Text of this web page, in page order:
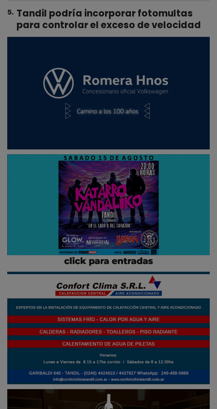
5. Tandil podría incorporar fotomultas
para controlar el exceso de velocidad